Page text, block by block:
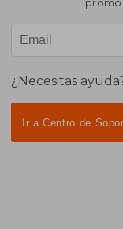
¿Necesitas
Ir a Centro de